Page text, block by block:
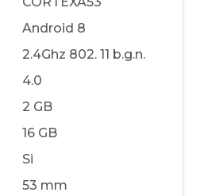
Android 8
2.4Ghz 802. 11 b.g.n.
4.0
2 GB
16 GB
Si
53 mm